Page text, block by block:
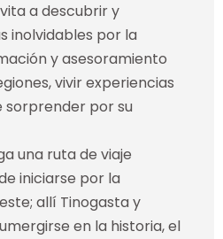
a descubrir y
inolvidables por la
y asesoramiento
vivir experiencias
sorprender por su
una ruta de viaje
iniciarse por la
allí Tinogasta y
en la historia, el